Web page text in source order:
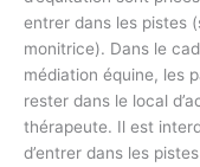
entrer dans les pistes
monitrice). Dans le
médiation équine, les
rester dans le local
thérapeute. Il est
d’entrer dans les